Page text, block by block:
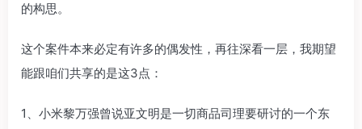
的构思。
这个案件本来必定有许多的偶发性，再往深看一层，我期望
能跟咱们共享的是这3点：
1、小米黎万强曾说亚文明是一切商品司理要研讨的一个东